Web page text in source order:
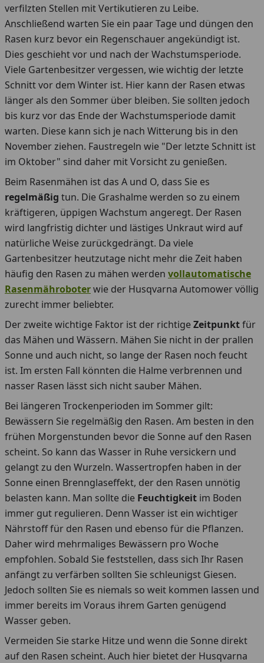
verfilzten Stellen mit Vertikutieren zu Leibe.
Anschließend warten Sie ein paar Tage und düngen den
Rasen kurz bevor ein Regenschauer angekündigt ist.
Dies geschieht vor und nach der Wachstumsperiode.
Viele Gartenbesitzer vergessen, wie wichtig der letzte
Schnitt vor dem Winter ist. Hier kann der Rasen etwas
länger als den Sommer über bleiben. Sie sollten jedoch
bis kurz vor das Ende der Wachstumsperiode damit
warten. Diese kann sich je nach Witterung bis in den
November ziehen. Faustregeln wie "Der letzte Schnitt ist
im Oktober" sind daher mit Vorsicht zu genießen.
Beim Rasenmähen ist das A und O, dass Sie es
regelmäßig tun. Die Grashalme werden so zu einem
kräftigeren, üppigen Wachstum angeregt. Der Rasen
wird langfristig dichter und lästiges Unkraut wird auf
natürliche Weise zurückgedrängt. Da viele
Gartenbesitzer heutzutage nicht mehr die Zeit haben
häufig den Rasen zu mähen werden vollautomatische
Rasenmähroboterwie der Husqvarna Automower völlig
zurecht immer beliebter.
Der zweite wichtige Faktor ist der richtigeZeitpunktfür
das Mähen und Wässern. Mähen Sie nicht in der prallen
Sonne und auch nicht, so lange der Rasen noch feucht
ist. Im ersten Fall könnten die Halme verbrennen und
nasser Rasen lässt sich nicht sauber Mähen.
Bei längeren Trockenperioden im Sommer gilt:
Bewässern Sie regelmäßig den Rasen. Am besten in den
frühen Morgenstunden bevor die Sonne auf den Rasen
scheint. So kann das Wasser in Ruhe versickern und
gelangt zu den Wurzeln. Wassertropfen haben in der
Sonne einen Brennglaseffekt, der den Rasen unnötig
belasten kann. Man sollte die Feuchtigkeit im Boden
immer gut regulieren. Denn Wasser ist ein wichtiger
Nährstoff für den Rasen und ebenso für die Pflanzen.
Daher wird mehrmaliges Bewässern pro Woche
empfohlen. Sobald Sie feststellen, dass sich Ihr Rasen
anfängt zu verfärben sollten Sie schleunigst Giesen.
Jedoch sollten Sie es niemals so weit kommen lassen und
immer bereits im Voraus ihrem Garten genügend
Wasser geben.
Vermeiden Sie starke Hitze und wenn die Sonne direkt
auf den Rasen scheint. Auch hier bietet der Husqvarna